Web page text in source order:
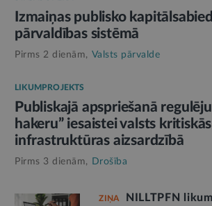
Izmaiņas publisko
pārvaldības sistēmā
Pirms 2 dienām, Valsts pārvalde
LIKUMPROJEKTS
Publiskajā apspriešanā
hakeru” iesaistei valsts kritiskās
infrastruktūras aizsardzībā
Pirms 3 dienām, Drošība
ZIŅA
NILLTPFN